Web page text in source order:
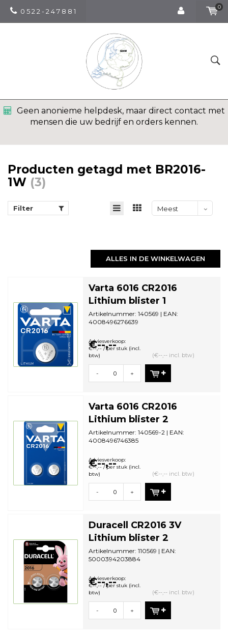
0 5 2 2 - 2 4 7 8 8 1
0
Geen anonieme helpdesk, maar direct contact met
mensen die uw bedrijf en orders kennen.
Producten getagd met BR2016-
1W (3)
Filter
Meest
ALLES IN DE WINKELWAGEN
Varta 6016 CR2016
Lithium blister 1
Artikelnummer: 140569 | EAN:
4008496276639
bestelhoeveelheid: 10
€--,--
Adviesverkoop:
€--,-- / per stuk (incl.
btw)
(€--,-- incl. btw)
- +
Varta 6016 CR2016
Lithium blister 2
Artikelnummer: 140569-2 | EAN:
4008496746385
bestelhoeveelheid: 10
€--,--
Adviesverkoop:
€--,-- / per stuk (incl.
btw)
(€--,-- incl. btw)
- +
Duracell CR2016 3V
Lithium blister 2
Artikelnummer: 110569 | EAN:
5000394203884
bestelhoeveelheid: 10
€--,--
Adviesverkoop:
€--,-- / per stuk (incl.
btw)
(€--,-- incl. btw)
- +